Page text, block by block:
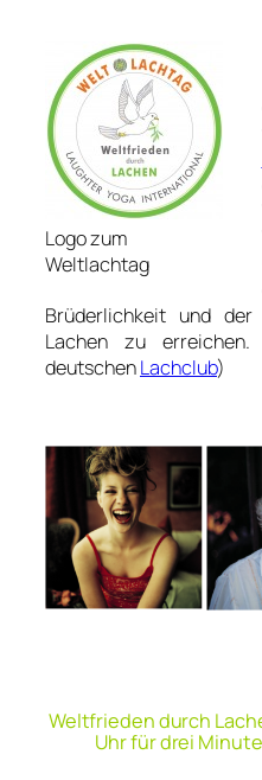
Logo zum
Weltlachtag
Brüderlichkeit und
Lachen zu erreichen.
deutschenLachclub)
Weltfrieden durch
Uhr für drei